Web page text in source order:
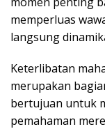
memperluas
langsung
Keterlibatan
merupakan
bertujuan untuk
pemahaman